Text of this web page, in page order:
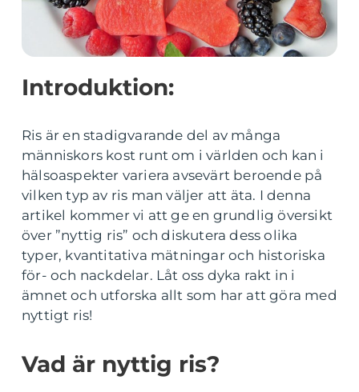
Introduktion:
Ris är en stadigvarande del av många
människors kost runt om i världen och kan i
hälsoaspekter variera avsevärt beroende på
vilken typ av ris man väljer att äta. I denna
artikel kommer vi att ge en grundlig översikt
över ”nyttig ris” och diskutera dess olika
typer, kvantitativa mätningar och historiska
för- och nackdelar. Låt oss dyka rakt in i
ämnet och utforska allt som har att göra med
nyttigt ris!
Vad är nyttig ris?